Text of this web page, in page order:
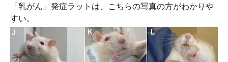
「乳がん」発症ラットは、こちらの写真の方がわかりや
すい。